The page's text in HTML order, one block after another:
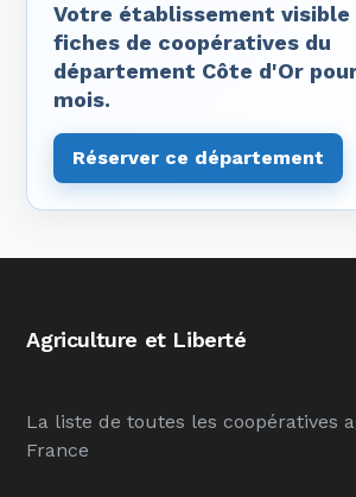
Votre établissement visible
fiches de coopératives du
département Côte d'Or
mois.
Réserver ce département
Agriculture et Liberté
La liste de toutes les coopératives
France